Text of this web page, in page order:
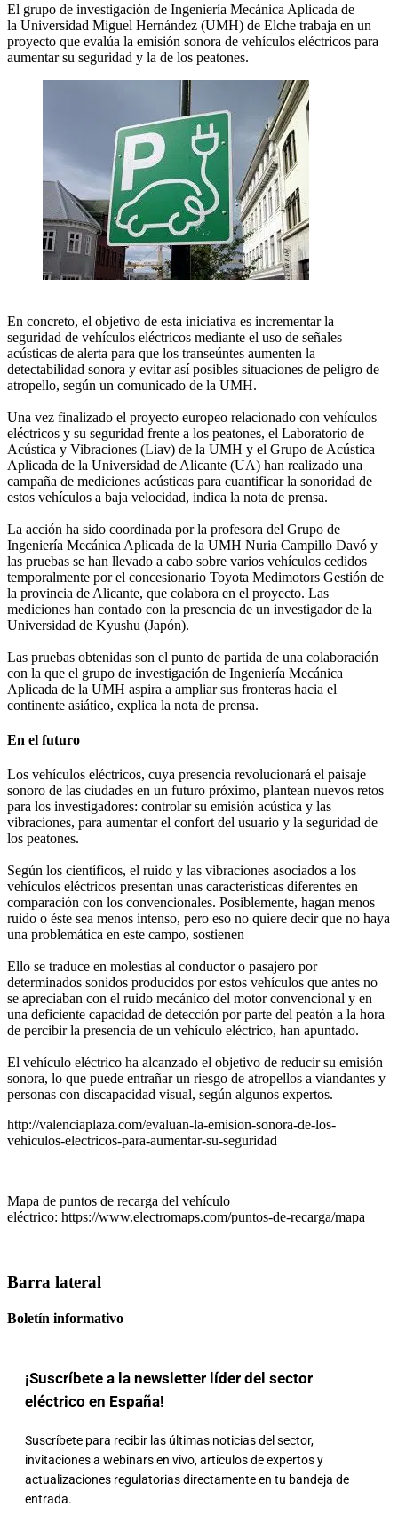
El grupo de investigación de Ingeniería Mecánica Aplicada de
la Universidad Miguel Hernández (UMH) de Elche trabaja en un
proyecto que evalúa la emisión sonora de vehículos eléctricos para
aumentar su seguridad y la de los peatones.
En concreto, el objetivo de esta iniciativa es incrementar la
seguridad de vehículos eléctricos mediante el uso de señales
acústicas de alerta para que los transeúntes aumenten la
detectabilidad sonora y evitar así posibles situaciones de peligro de
atropello, según un comunicado de la UMH.
Una vez finalizado el proyecto europeo relacionado con vehículos
eléctricos y su seguridad frente a los peatones, el Laboratorio de
Acústica y Vibraciones (Liav) de la UMH y el Grupo de Acústica
Aplicada de la Universidad de Alicante (UA) han realizado una
campaña de mediciones acústicas para cuantificar la sonoridad de
estos vehículos a baja velocidad, indica la nota de prensa.
La acción ha sido coordinada por la profesora del Grupo de
Ingeniería Mecánica Aplicada de la UMH Nuria Campillo Davó y
las pruebas se han llevado a cabo sobre varios vehículos cedidos
temporalmente por el concesionario Toyota Medimotors Gestión de
la provincia de Alicante, que colabora en el proyecto. Las
mediciones han contado con la presencia de un investigador de la
Universidad de Kyushu (Japón).
Las pruebas obtenidas son el punto de partida de una colaboración
con la que el grupo de investigación de Ingeniería Mecánica
Aplicada de la UMH aspira a ampliar sus fronteras hacia el
continente asiático, explica la nota de prensa.
En el futuro
Los vehículos eléctricos, cuya presencia revolucionará el paisaje
sonoro de las ciudades en un futuro próximo, plantean nuevos retos
para los investigadores: controlar su emisión acústica y las
vibraciones, para aumentar el confort del usuario y la seguridad de
los peatones.
Según los científicos, el ruido y las vibraciones asociados a los
vehículos eléctricos presentan unas características diferentes en
comparación con los convencionales. Posiblemente, hagan menos
ruido o éste sea menos intenso, pero eso no quiere decir que no haya
una problemática en este campo, sostienen
Ello se traduce en molestias al conductor o pasajero por
determinados sonidos producidos por estos vehículos que antes no
se apreciaban con el ruido mecánico del motor convencional y en
una deficiente capacidad de detección por parte del peatón a la hora
de percibir la presencia de un vehículo eléctrico, han apuntado.
El vehículo eléctrico ha alcanzado el objetivo de reducir su emisión
sonora, lo que puede entrañar un riesgo de atropellos a viandantes y
personas con discapacidad visual, según algunos expertos.
http://valenciaplaza.com/evaluan-la-emision-sonora-de-los-
vehiculos-electricos-para-aumentar-su-seguridad
Mapa de puntos de recarga del vehículo
eléctrico: https://www.electromaps.com/puntos-de-recarga/mapa
Barra lateral
Boletín informativo
¡Suscríbete a la newsletter líder del sector
eléctrico en España!
Suscríbete para recibir las últimas noticias del sector,
invitaciones a webinars en vivo, artículos de expertos y
actualizaciones regulatorias directamente en tu bandeja de
entrada.